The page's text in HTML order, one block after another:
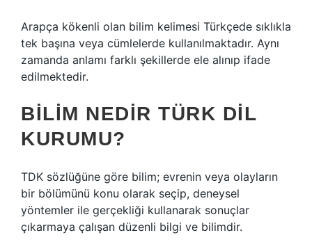
Arapça kökenli olan bilim kelimesi Türkçede sıklıkla
tek başına veya cümlelerde kullanılmaktadır. Aynı
zamanda anlamı farklı şekillerde ele alınıp ifade
edilmektedir.
BILIM NEDIR TÜRK DIL
KURUMU?
TDK sözlüğüne göre bilim; evrenin veya olayların
bir bölümünü konu olarak seçip, deneysel
yöntemler ile gerçekliği kullanarak sonuçlar
çıkarmaya çalışan düzenli bilgi ve bilimdir.